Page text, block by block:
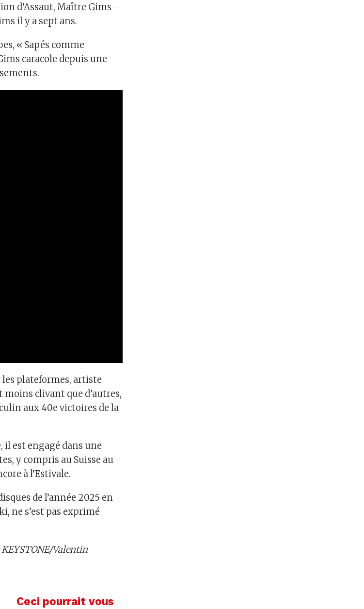
d’Assaut, Maître Gims –
il y a sept ans.
« Sapés comme
caracole depuis une
plateformes, artiste
clivant que d’autres,
aux 40e victoires de la
est engagé dans une
y compris au Suisse au
à l’Estivale.
de l’année 2025 en
ne s’est pas exprimé
Valentin
Ceci pourrait vous